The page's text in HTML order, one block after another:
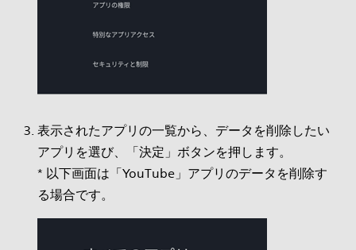
表示されたアプリの一覧から、データを削除したい
アプリを選び、「決定」ボタンを押します。
* 以下画面は「YouTube」アプリのデータを削除す
る場合です。